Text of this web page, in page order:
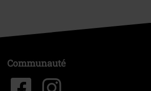
Communauté